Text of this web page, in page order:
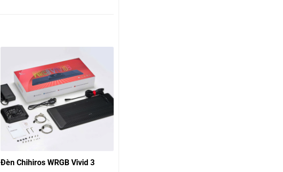
Đèn Chihiros WRGB Vivid 3